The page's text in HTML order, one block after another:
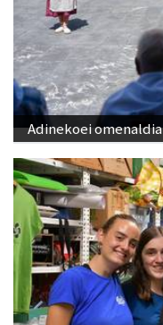
Adinekoei